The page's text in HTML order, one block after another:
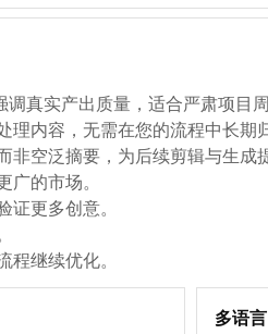
真实产出质量，适合严肃项目周
内容，无需在您的流程中长期
空泛摘要，为后续剪辑与生成
的市场。
更多创意。
继续优化。
多语言